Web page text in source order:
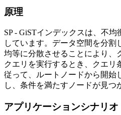
原理
SP - GiSTインデックスは、不
しています。データ空間を分割
均等に分散させることにより、
クエリを実行するとき、クエリ
従って、ルートノードから開始
し、条件を満たすノードが見つ
アプリケーションシナリオ